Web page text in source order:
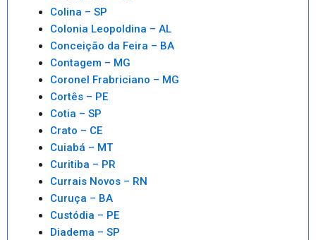
Colina – SP
Colonia Leopoldina – AL
Conceição da Feira – BA
Contagem – MG
Coronel Frabriciano – MG
Cortês – PE
Cotia – SP
Crato – CE
Cuiabá – MT
Curitiba – PR
Currais Novos – RN
Curuça – BA
Custódia – PE
Diadema – SP